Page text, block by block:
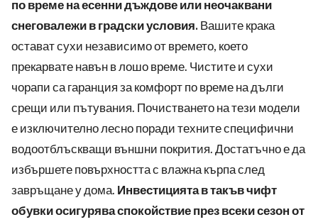
по време на есенни дъждове или неочаквани
снеговалежи в градски условия.Вашите крака
остават сухи независимо от времето, което
прекарвате навън в лошо време. Чистите и сухи
чорапи са гаранция за комфорт по време на дълги
срещи или пътувания. Почистването на тези модели
е изключително лесно поради техните специфични
водоотблъскващи външни покрития. Достатъчно е да
избършете повърхността с влажна кърпа след
завръщане у дома. Инвестицията в такъв чифт
обувки осигурява спокойствие през всеки сезон от